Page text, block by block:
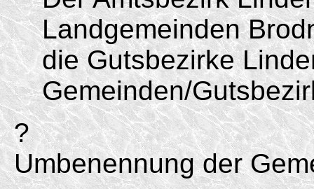
Landgemeinden
die Gutsbezirke
Gemeinden/
?
Umbenennung der